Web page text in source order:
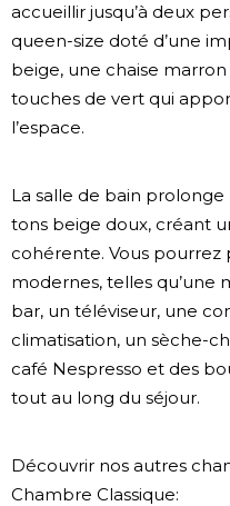
accueillir jusqu’à deux
queen-size doté d’une
beige, une chaise
touches de vert qui
l’espace.
La salle de bain prolonge
tons beige doux, créant
cohérente. Vous
modernes, telles qu’une
bar, un téléviseur, une
climatisation, un sèche-
café Nespresso et des
tout au long du séjour.
Découvrir nos autres
Chambre Classique: